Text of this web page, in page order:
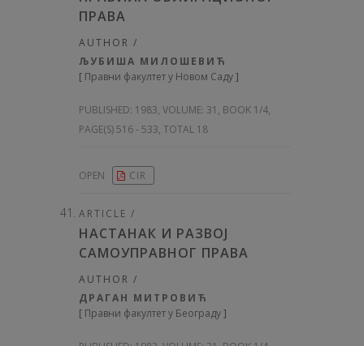
ПРАВА
AUTHOR /
ЉУБИША МИЛОШЕВИЋ
[ Правни факултет у Новом Саду]
PUBLISHED: 1983, VOLUME: 31 , BOOK 1/4,
PAGE(S) 516 - 533, TOTAL 18
OPEN CIR
ARTICLE /
НАСТАНАК И РАЗВОЈ
САМОУПРАВНОГ ПРАВА
AUTHOR /
ДРАГАН МИТРОВИЋ
[ Правни факултет у Београду]